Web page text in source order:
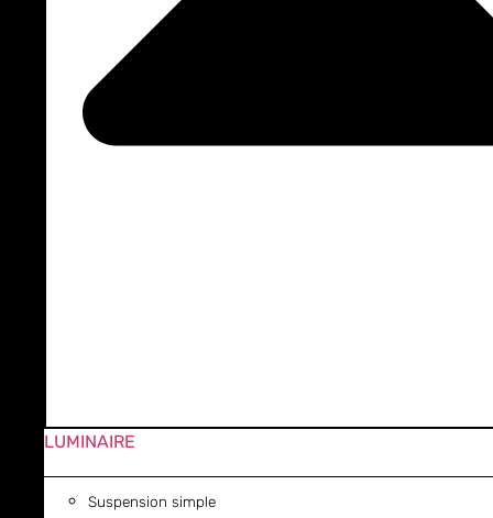
LUMINAIRE
Suspension simple